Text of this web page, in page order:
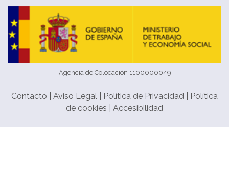
Agencia de Colocación 1100000049
Contacto Aviso Legal Política de Privacidad
Política
de cookies
Accesibilidad